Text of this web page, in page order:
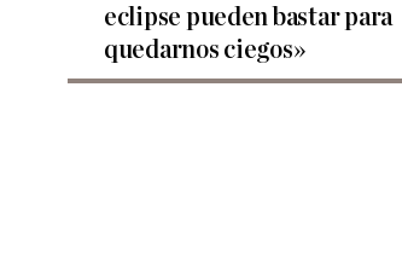
eclipse pueden bastar para
quedarnos ciegos»